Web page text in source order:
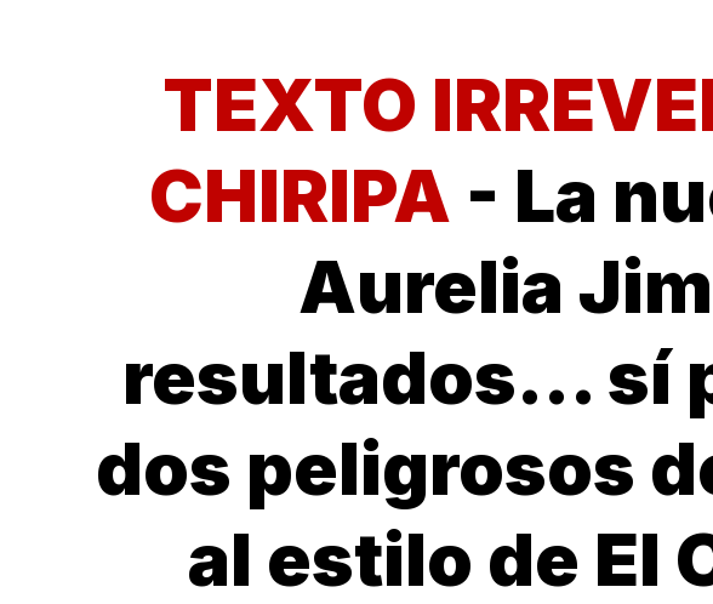
TEXTO
CHIRIPA - La
Aurelia
resultados... sí
dos peligrosos
al estilo de El